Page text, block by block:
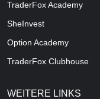
TraderFox Academy
SheInvest
Option Academy
TraderFox Clubhouse
WEITERE LINKS